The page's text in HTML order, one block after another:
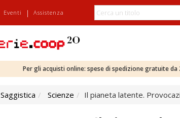
Eventi | Assistenza
Per gli acquisti online: spese di spedizione gratuite
Saggistica Scienze Il pianeta latente.